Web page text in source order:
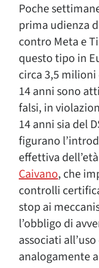
Poche
prima udienza
contro Meta e
questo tipo in
circa 3,5
14 anni sono
falsi, in
14 anni sia del
figurano
effettiva
Caivano, che
controlli
stop ai
l’obbligo di
associati
analogamente